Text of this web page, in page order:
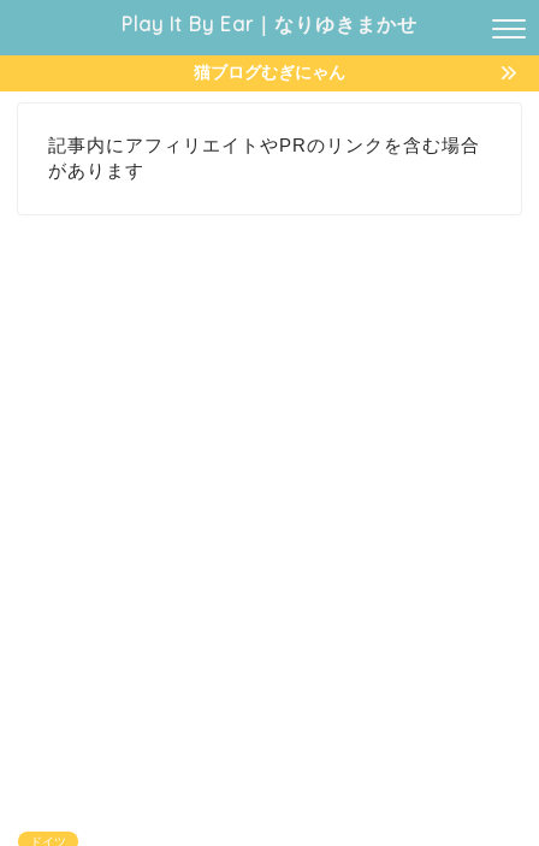
Play It By Ear｜なりゆきまかせ
猫ブログむぎにゃん
記事内にアフィリエイトやPRのリンクを含む場合
があります
ドイツ